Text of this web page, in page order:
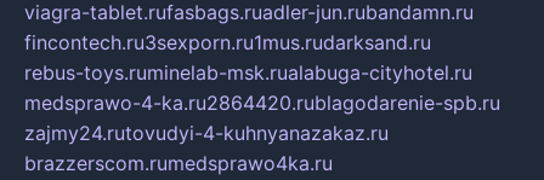
viagra-tablet.rufasbags.ruadler-jun.rubandamn.ru
fincontech.ru3sexporn.ru1mus.rudarksand.ru
rebus-toys.ruminelab-msk.rualabuga-cityhotel.ru
medsprawo-4-ka.ru2864420.rublagodarenie-spb.ru
zajmy24.rutovudyi-4-kuhnyanazakaz.ru
brazzerscom.rumedsprawo4ka.ru